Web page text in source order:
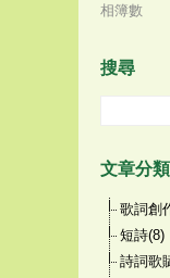
相簿數
搜尋
文章分類
歌詞創
短詩(8)
詩詞歌